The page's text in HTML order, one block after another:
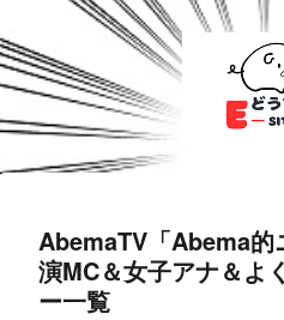
AbemaTV「Abema的
演MC＆女子アナ＆よ
ー一覧